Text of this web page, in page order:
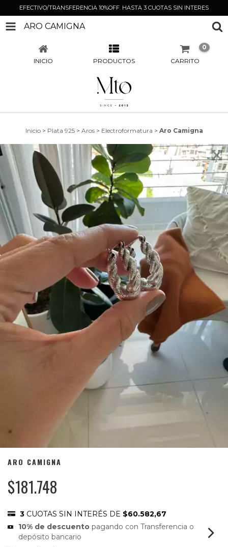
EFECTIVO/TRANSFERENCIA 10%OFF. HASTA 3 CUOTAS SIN INTERES
ARO CAMIGNA
INICIO PRODUCTOS CARRITO
0
Inicio > Plata 925 > Aros > Electroformatura > Aro Camigna
ARO CAMIGNA
$181.748
3 CUOTAS SIN INTERÉS DE $60.582,67
10% de descuento pagando con Transferencia o
depósito bancario